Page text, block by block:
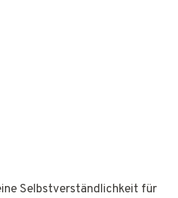
Selbstverständlichkeit für